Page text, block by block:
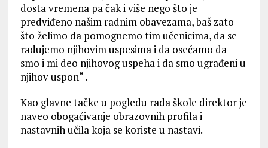
dosta vremena pa čak i više nego što je
predviđeno našim radnim obavezama, baš zato
što želimo da pomognemo tim učenicima, da se
radujemo njihovim uspesima i da osećamo da
smo i mi deo njihovog uspeha i da smo ugrađeni u
njihov uspon“ .
Kao glavne tačke u pogledu rada škole direktor je
naveo obogaćivanje obrazovnih profila i
nastavnih učila koja se koriste u nastavi.